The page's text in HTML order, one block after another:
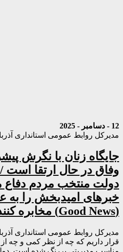
12 - دسامبر - 2025
مدیرکل روابط عمومی‌ استانداری
جایگاه زنان با نگرش
وفاق در حال ارتقا است /
دولت منتخب مردم دفاع
خبرهای امیدبخش را به
(Good News) مخابره کنند
مدیرکل روابط عمومی استانداری
قرار داریم که چه از نظر کمی و چه